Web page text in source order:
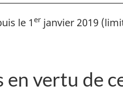
le 1 er janvier 2019
en vertu de